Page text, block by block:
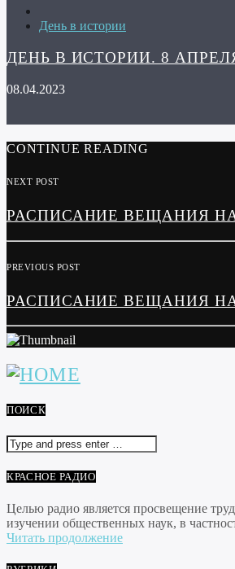
День в истории
ДЕНЬ В ИСТОРИИ. 8
08.04.2023
CONTINUE READING
NEXT POST
РАСПИСАНИЕ ВЕЩАНИЯ НА
PREVIOUS POST
РАСПИСАНИЕ ВЕЩАНИЯ НА
ПОИСК
КРАСНОЕ РАДИО
Целью радио является просвещение
изучении общественных наук, в
Читать продолжение